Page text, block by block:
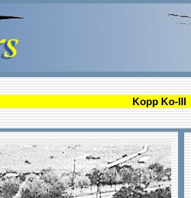
Kopp Ko-III